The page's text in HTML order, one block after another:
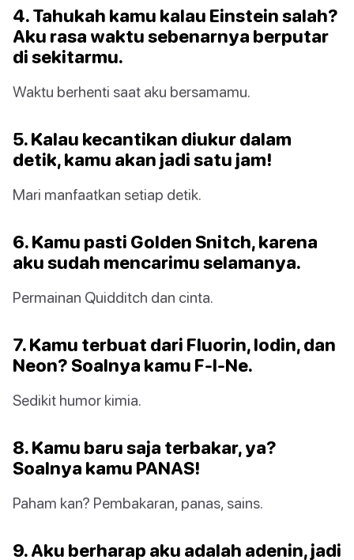
4. Tahukah kamu kalau Einstein salah?
Aku rasa waktu sebenarnya berputar
di sekitarmu.
Waktu berhenti saat aku bersamamu.
5. Kalau kecantikan diukur dalam
detik, kamu akan jadi satu jam!
Mari manfaatkan setiap detik.
6. Kamu pasti Golden Snitch, karena
aku sudah mencarimu selamanya.
Permainan Quidditch dan cinta.
7. Kamu terbuat dari Fluorin, Iodin, dan
Neon? Soalnya kamu F-I-Ne.
Sedikit humor kimia.
8. Kamu baru saja terbakar, ya?
Soalnya kamu PANAS!
Paham kan? Pembakaran, panas, sains.
9. Aku berharap aku adalah adenin, jadi